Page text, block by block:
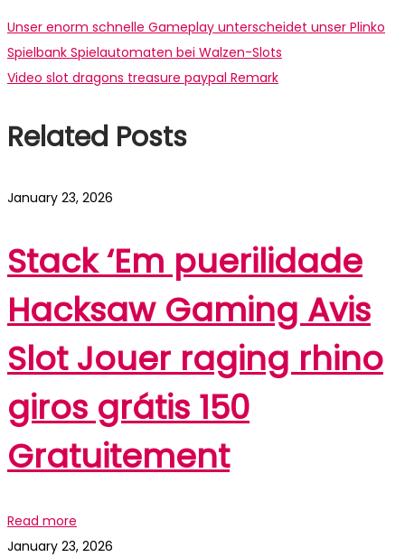
Post
navigation
Previous
post:
Unser enorm schnelle Gameplay unterscheidet unser Plinko
Spielbank Spielautomaten bei Walzen-Slots
Next
Video slot dragons treasure paypal Remark
Related Posts
January 23, 2026
Stack ‘Em puerilidade
Hacksaw Gaming Avis
Slot Jouer raging rhino
giros grátis 150
Gratuitement
Read more
January 23, 2026